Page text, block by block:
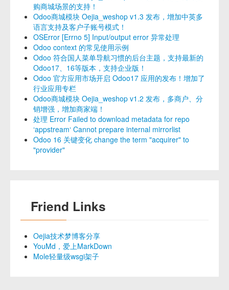
购商城场景的支持！
Odoo商城模块 Oejia_weshop v1.3 发布，增加中英多
语言支持及客户子账号模式！
OSError [Errno 5] Input/output error 异常处理
Odoo context 的常见使用示例
Odoo 符合国人菜单导航习惯的后台主题，支持最新的
Odoo17、16等版本，支持企业版！
Odoo 官方应用市场开启 Odoo17 应用的发布！增加了
行业应用专栏
Odoo商城模块 Oejia_weshop v1.2 发布，多商户、分
销增强，增加商家端！
处理 Error Failed to download metadata for repo
‘appstream‘ Cannot prepare internal mirrorlist
Odoo 16 关键变化 change the term "acquirer" to
"provider"
Friend Links
Oejia技术梦博客分享
YouMd，爱上MarkDown
Mole轻量级wsgi架子